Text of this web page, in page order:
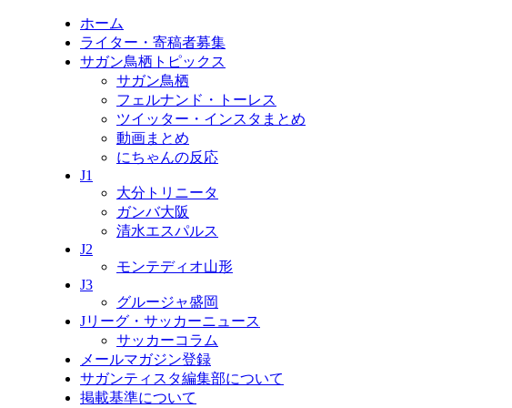
ホーム
ライター・寄稿者募集
サガン鳥栖トピックス
サガン鳥栖
フェルナンド・トーレス
ツイッター・インスタまとめ
動画まとめ
にちゃんの反応
J1
大分トリニータ
ガンバ大阪
清水エスパルス
J2
モンテディオ山形
J3
グルージャ盛岡
Jリーグ・サッカーニュース
サッカーコラム
メールマガジン登録
サガンティスタ編集部について
掲載基準について